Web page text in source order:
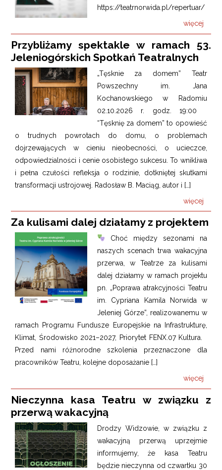
https://teatrnorwida.pl/repertuar/
więcej
Przybliżamy spektakle w ramach 53.
Jeleniogórskich Spotkań Teatralnych
„Tęsknie za domem” Teatr
Powszechny im. Jana
Kochanowskiego w Radomiu
02.10.2026 r. godz. 19:00
“Tęsknię za domem” to opowieść
o trudnych powrotach do domu, o problemach
dojrzewających w cieniu nieobecności, o ucieczce,
odpowiedzialności i cenie osobistego sukcesu. To wnikliwa
i pełna czułości refleksja o rodzinie, dotkniętej skutkami
transformacji ustrojowej. Radosław B. Maciąg, autor i […]
więcej
Za kulisami dalej działamy z projektem
Choć między sezonami na
naszych scenach trwa wakacyjna
przerwa, w Teatrze za kulisami
dalej działamy w ramach projektu
pn. „Poprawa atrakcyjności Teatru
im. Cypriana Kamila Norwida w
Jeleniej Górze”, realizowanemu w
ramach Programu Fundusze Europejskie na Infrastrukturę,
Klimat, Środowisko 2021–2027, Priorytet FENX.07 Kultura.
Przed nami różnorodne szkolenia przeznaczone dla
pracowników Teatru, kolejne doposażanie […]
więcej
Nieczynna kasa Teatru w związku z
przerwą wakacyjną
Drodzy Widzowie, w związku z
wakacyjną przerwą uprzejmie
informujemy, że kasa Teatru
będzie nieczynna od czwartku 30